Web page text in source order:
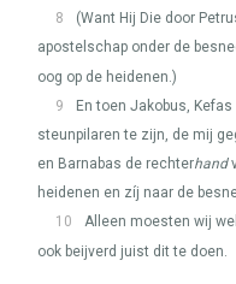
8
(Want Hij Die door
apostelschap onder de
oog op de heidenen.)
9
En toen Jakobus,
steunpilaren te zijn, de mij
en Barnabas de rechterhand
heidenen en zíj naar de
10
Alleen moesten wij
ook beijverd juist dit te doen.